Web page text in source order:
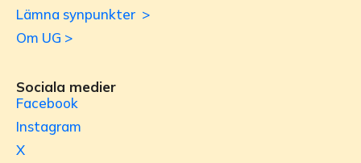
Lämna synpunkter >
Om UG >
Sociala medier
Facebook
Instagram
X